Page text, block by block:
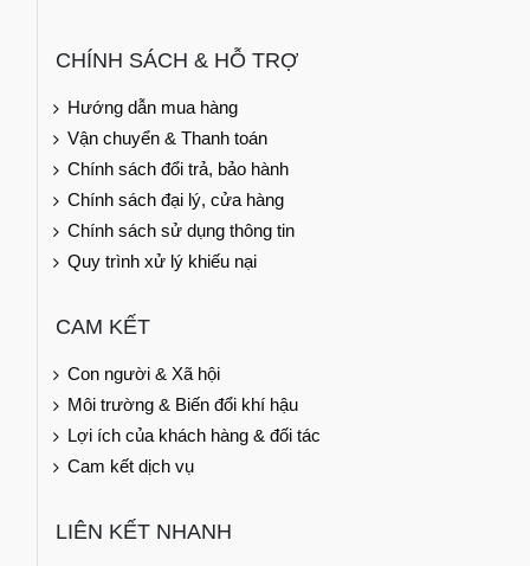
CHÍNH SÁCH & HỖ TRỢ
Hướng dẫn mua hàng
Vận chuyển & Thanh toán
Chính sách đổi trả, bảo hành
Chính sách đại lý, cửa hàng
Chính sách sử dụng thông tin
Quy trình xử lý khiếu nại
CAM KẾT
Con người & Xã hội
Môi trường & Biến đổi khí hậu
Lợi ích của khách hàng & đối tác
Cam kết dịch vụ
LIÊN KẾT NHANH